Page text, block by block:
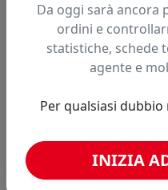
Hai trovato questo
Fai una segnalazione
Confronta con
Caricamento confronto...
Da oggi sarà ancora
ordini e
statistiche, schede
agente e
Per qualsiasi
INIZIA